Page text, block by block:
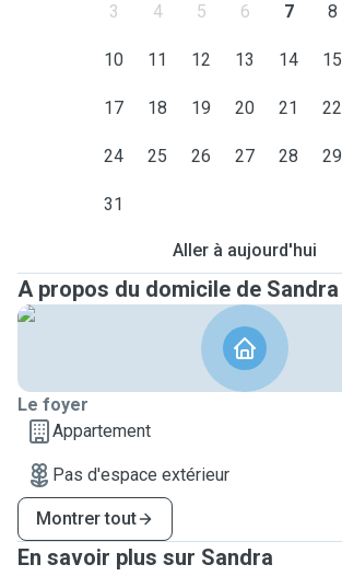
3 4 5 6 7 8
10 11 12 13 14 15
17 18 19 20 21 22
24 25 26 27 28 29
31
Aller à aujourd'hui
A propos du domicile de Sandra
Le foyer
Appartement
Pas d'espace extérieur
Montrer tout
En savoir plus sur Sandra